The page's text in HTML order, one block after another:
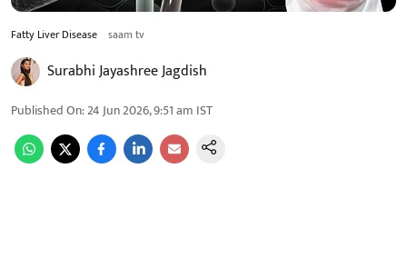
Fatty Liver Disease saam tv
Surabhi Jayashree Jagdish
Published On:24 Jun 2026, 9:51 am IST